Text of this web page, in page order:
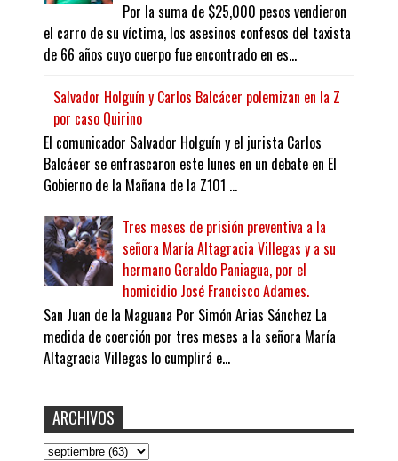
Por la suma de $25,000 pesos vendieron
el carro de su víctima, los asesinos confesos del taxista
de 66 años cuyo cuerpo fue encontrado en es...
Salvador Holguín y Carlos Balcácer polemizan en la Z
por caso Quirino
El comunicador Salvador Holguín y el jurista Carlos
Balcácer se enfrascaron este lunes en un debate en El
Gobierno de la Mañana de la Z101 ...
Tres meses de prisión preventiva a la
señora María Altagracia Villegas y a su
hermano Geraldo Paniagua, por el
homicidio José Francisco Adames.
San Juan de la Maguana Por Simón Arias Sánchez La
medida de coerción por tres meses a la señora María
Altagracia Villegas lo cumplirá e...
ARCHIVOS